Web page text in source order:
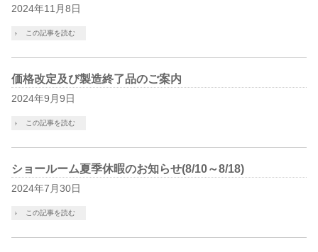
2024年11月8日
この記事を読む
価格改定及び製造終了品のご案内
2024年9月9日
この記事を読む
ショールーム夏季休暇のお知らせ(8/10～8/18)
2024年7月30日
この記事を読む